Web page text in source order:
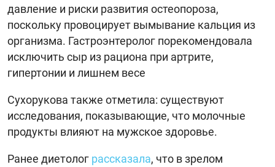
давление и риски развития остеопороза,
поскольку провоцирует вымывание кальция из
организма. Гастроэнтеролог порекомендовала
исключить сыр из рациона при артрите,
гипертонии и лишнем весе
Сухорукова также отметила: существуют
исследования, показывающие, что молочные
продукты влияют на мужское здоровье.
Ранее диетолог рассказала, что в зрелом